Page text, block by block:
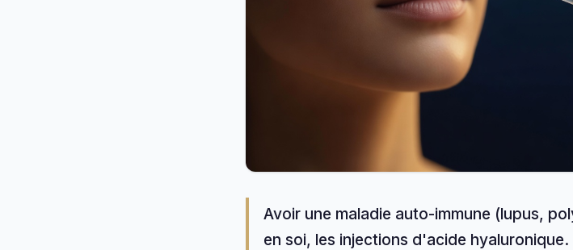
Avoir une maladie auto-immune (lupus,
en soi, les injections d'acide